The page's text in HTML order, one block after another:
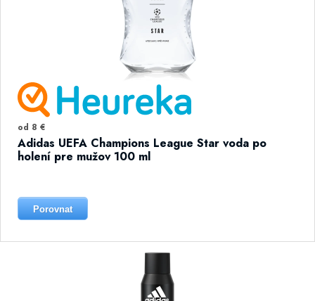
od 8 €
Adidas UEFA Champions League Star voda po
holení pre mužov 100 ml
Porovnat